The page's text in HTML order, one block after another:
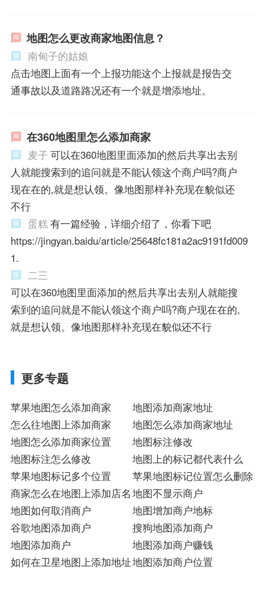
地图怎么更改商家地图信息？
南甸子的姑娘
点击地图上面有一个上报功能这个上报就是报告交
通事故以及道路路况还有一个就是增添地址。
在360地图里怎么添加商家
麦子 可以在360地图里面添加的然后共享出去别
人就能搜索到的追问就是不能认领这个商户吗?商户
现在在的,就是想认领。像地图那样补充现在貌似还
不行
蛋糕有一篇经验，详细介绍了，你看下吧
https://jingyan.baidu/article/25648fc181a2ac9191fd009
1.
二三
可以在360地图里面添加的然后共享出去别人就能搜
索到的追问就是不能认领这个商户吗?商户现在在的,
就是想认领。像地图那样补充现在貌似还不行
更多专题
苹果地图怎么添加商家
地图添加商家地址
怎么往地图上添加商家
地图怎么添加商家地址
地图怎么添加商家位置
地图标注修改
地图标注怎么修改
地图上的标记都代表什么
苹果地图标记多个位置
苹果地图标记位置怎么删除
商家怎么在地图上添加店名地图不显示商户
地图如何取消商户
地图增加商户地标
谷歌地图添加商户
搜狗地图添加商户
地图添加商户
地图添加商户赚钱
如何在卫星地图上添加地址地图添加商户位置